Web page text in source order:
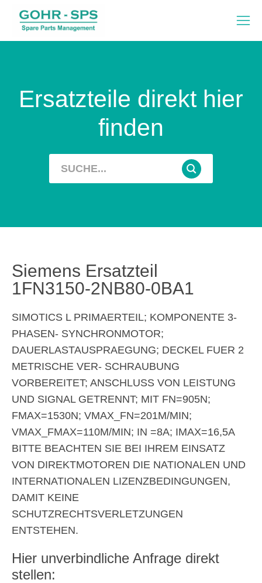
Ersatzteile direkt hier
finden
Siemens Ersatzteil
1FN3150-2NB80-0BA1
SIMOTICS L PRIMAERTEIL; KOMPONENTE 3-
PHASEN- SYNCHRONMOTOR;
DAUERLASTAUSPRAEGUNG; DECKEL FUER 2
METRISCHE VER- SCHRAUBUNG
VORBEREITET; ANSCHLUSS VON LEISTUNG
UND SIGNAL GETRENNT; MIT FN=905N;
FMAX=1530N; VMAX_FN=201M/MIN;
VMAX_FMAX=110M/MIN; IN =8A; IMAX=16,5A
BITTE BEACHTEN SIE BEI IHREM EINSATZ
VON DIREKTMOTOREN DIE NATIONALEN UND
INTERNATIONALEN LIZENZBEDINGUNGEN,
DAMIT KEINE
SCHUTZRECHTSVERLETZUNGEN
ENTSTEHEN.
Hier unverbindliche Anfrage direkt
stellen: